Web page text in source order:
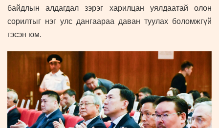
байдлын алдагдал зэрэг харилцан уялдаатай олон
сорилтыг нэг улс дангаараа даван туулах боломжгүй
гэсэн юм.